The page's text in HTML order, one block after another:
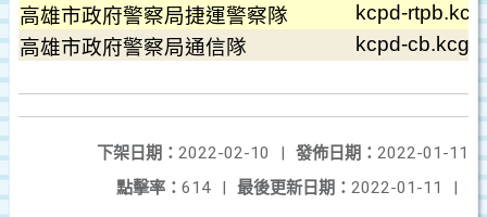
高雄市政府警察局捷運警察隊
kcpd-
高雄市政府警察局通信隊
kcpd-
發佈日期： 2022-01-11
下架日期： 2022-02-10
|
最後更新日期： 2022-01-11 |
點擊率： 614 |